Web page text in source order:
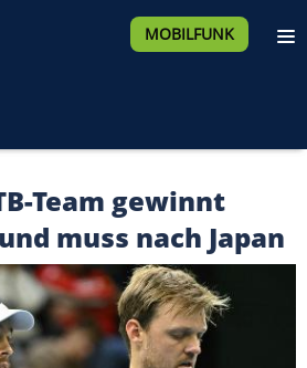
MOBILFUNK
Team gewinnt
muss nach Japan